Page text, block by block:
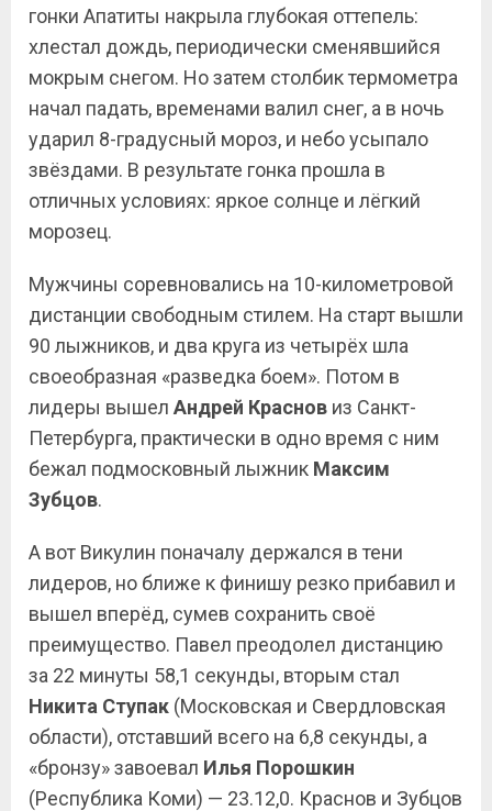
гонки Апатиты накрыла глубокая оттепель:
хлестал дождь, периодически сменявшийся
мокрым снегом. Но затем столбик термометра
начал падать, временами валил снег, а в ночь
ударил 8-градусный мороз, и небо усыпало
звёздами. В результате гонка прошла в
отличных условиях: яркое солнце и лёгкий
морозец.
Мужчины соревновались на 10-километровой
дистанции свободным стилем. На старт вышли
90 лыжников, и два круга из четырёх шла
своеобразная «разведка боем». Потом в
лидеры вышел Андрей Краснов из Санкт-
Петербурга, практически в одно время с ним
бежал подмосковный лыжник Максим
Зубцов.
А вот Викулин поначалу держался в тени
лидеров, но ближе к финишу резко прибавил и
вышел вперёд, сумев сохранить своё
преимущество. Павел преодолел дистанцию
за 22 минуты 58,1 секунды, вторым стал
Никита Ступак (Московская и Свердловская
области), отставший всего на 6,8 секунды, а
«бронзу» завоевал Илья Порошкин
(Республика Коми) — 23.12,0. Краснов и Зубцов